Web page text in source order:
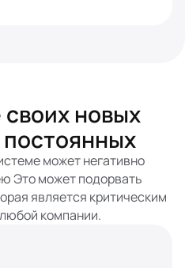
новых
постоянных
может негативно
Это может подорвать
является критическим
компании.